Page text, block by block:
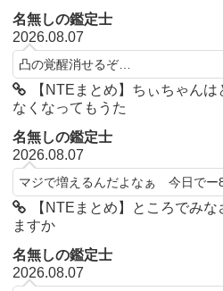
名無しの鑑定士
2026.08.07
凸の覚醒消せるぞ…
【NTEまとめ】ちぃちゃん
なくなってもうた
名無しの鑑定士
2026.08.07
マジで増えるんだよなぁ 今日でー
【NTEまとめ】ところでみ
ますか
名無しの鑑定士
2026.08.07